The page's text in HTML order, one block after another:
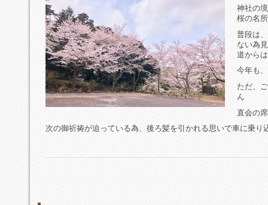
神社の
桜の名
普段は
ない為
道から
今年も
ただ、
ん
直会の
次の御祈祷が迫っている為、後ろ髪を引かれる思いで車に乗り